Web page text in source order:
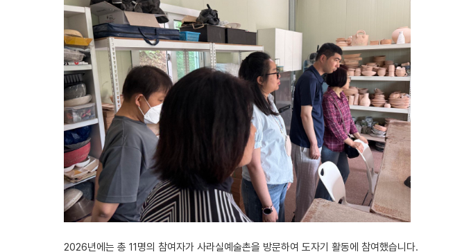
2026년에는 총 11명의 참여자가 사라실예술촌을 방문하여 도자기 활동에 참여했습니다.